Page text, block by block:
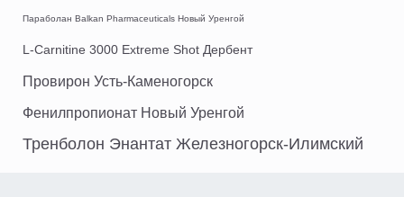
Параболан Balkan Pharmaceuticals Новый Уренгой
L-Carnitine 3000 Extreme Shot Дербент
Провирон Усть-Каменогорск
Фенилпропионат Новый Уренгой
Тренболон Энантат Железногорск-Илимский